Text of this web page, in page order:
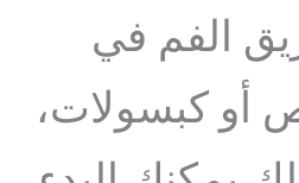
الفم في
كبسولات،